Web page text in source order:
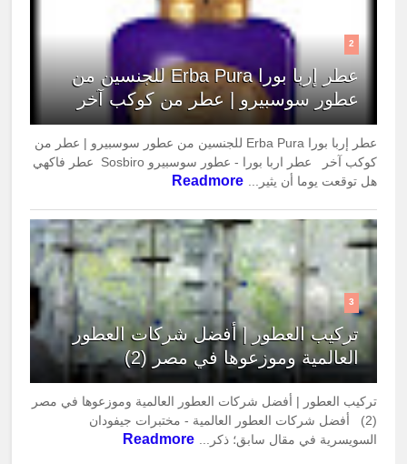
2
عطر إربا بورا Erba Pura للجنسين من
عطور سوسبيرو | عطر من كوكب آخر
عطر إربا بورا Erba Pura للجنسين من عطور سوسبيرو | عطر من
كوكب آخر عطر اربا بورا - عطور سوسبيرو Sosbiro عطر فاكهي
هل توقعت يوما أن يثير...
Readmore
3
تركيب العطور | أفضل شركات العطور
العالمية وموزعوها في مصر (2)
تركيب العطور | أفضل شركات العطور العالمية وموزعوها في مصر
(2) أفضل شركات العطور العالمية - مختبرات جيفودان
السويسرية في مقال سابق؛ ذكر...
Readmore